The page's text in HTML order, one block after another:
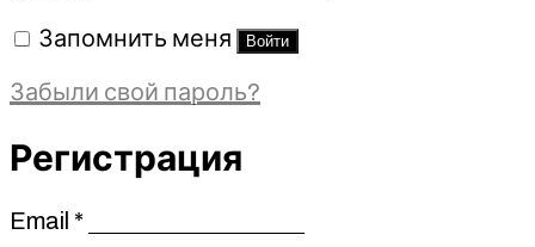
Запомнить меня Войти
Забыли свой пароль?
Регистрация
Email *Обязательно